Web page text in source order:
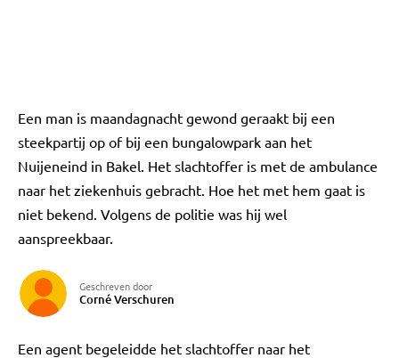
Een man is maandagnacht gewond geraakt bij een
steekpartij op of bij een bungalowpark aan het
Nuijeneind in Bakel. Het slachtoffer is met de ambulance
naar het ziekenhuis gebracht. Hoe het met hem gaat is
niet bekend. Volgens de politie was hij wel
aanspreekbaar.
Geschreven door
Corné Verschuren
Een agent begeleidde het slachtoffer naar het